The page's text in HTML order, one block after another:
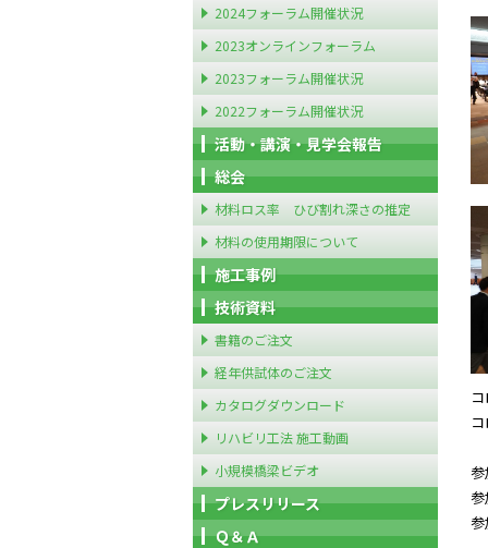
2024フォーラム開催状況
2023オンラインフォーラム
2023フォーラム開催状況
2022フォーラム開催状況
活動・講演・見学会報告
総会
材料ロス率 ひび割れ深さの推定
材料の使用期限について
施工事例
技術資料
書籍のご注文
経年供試体のご注文
カタログダウンロード
リハビリ工法 施工動画
小規模橋梁ビデオ
プレスリリース
Ｑ＆Ａ